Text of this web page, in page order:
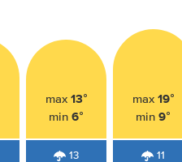
max 13°
min6°
13
max 19°
min9°
11